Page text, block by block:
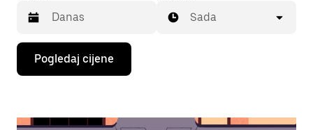
Pritisni
tipku
sa
za
Sada
Pogledaj cijene